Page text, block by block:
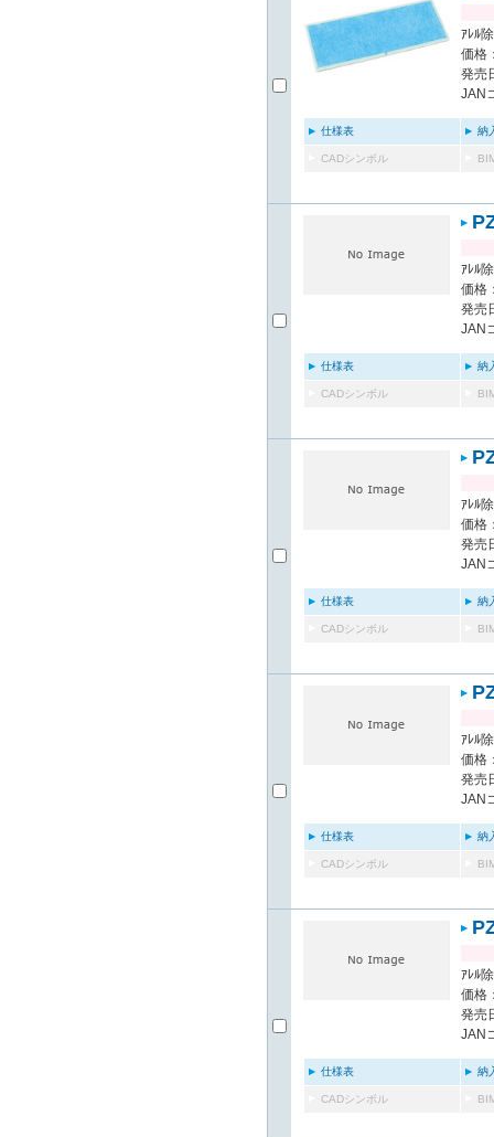
ｱﾚﾙ
価格
発売
JAN
仕様表 納
CADシンボル
ｱﾚﾙ
価格
発売
JAN
仕様表 納
CADシンボル
ｱﾚﾙ
価格
発売
JAN
仕様表 納
CADシンボル
ｱﾚﾙ
価格
発売
JAN
仕様表 納
CADシンボル
ｱﾚﾙ
価格
発売
JAN
仕様表 納
CADシンボル